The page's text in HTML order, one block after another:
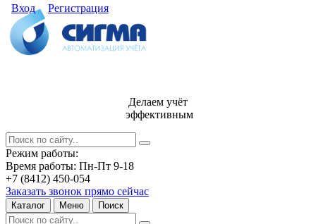
Вход Регистрация
Делаем учёт
эффективным
Режим работы:
Время работы: Пн-Пт 9-18
+7 (8412) 450-054
Заказать звонок прямо сейчас
Каталог Меню Поиск